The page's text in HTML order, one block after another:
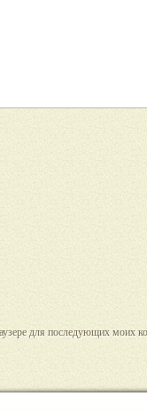
для последующих моих